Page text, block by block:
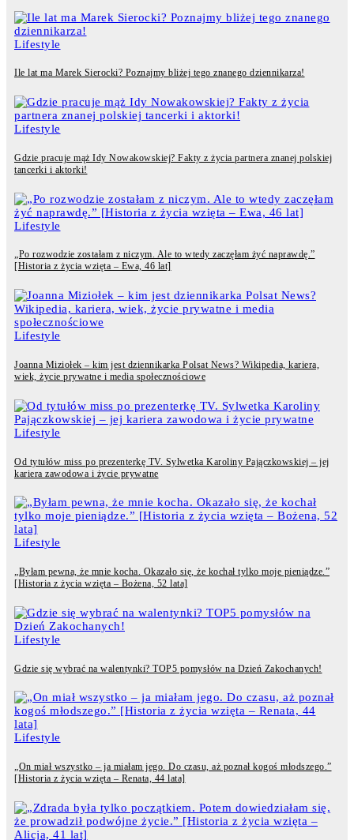
Lifestyle
Ile lat ma Marek Sierocki? Poznajmy bliżej tego znanego dziennikarza!
Lifestyle
Gdzie pracuje mąż Idy Nowakowskiej? Fakty z życia partnera znanej polskiej
tancerki i aktorki!
Lifestyle
„Po rozwodzie zostałam z niczym. Ale to wtedy zaczęłam żyć naprawdę.”
[Historia z życia wzięta – Ewa, 46 lat]
Lifestyle
Joanna Miziołek – kim jest dziennikarka Polsat News? Wikipedia, kariera,
wiek, życie prywatne i media społecznościowe
Lifestyle
Od tytułów miss po prezenterkę TV. Sylwetka Karoliny Pajączkowskiej – jej
kariera zawodowa i życie prywatne
Lifestyle
„Byłam pewna, że mnie kocha. Okazało się, że kochał tylko moje pieniądze.”
[Historia z życia wzięta – Bożena, 52 lata]
Lifestyle
Gdzie się wybrać na walentynki? TOP5 pomysłów na Dzień Zakochanych!
Lifestyle
„On miał wszystko – ja miałam jego. Do czasu, aż poznał kogoś młodszego.”
[Historia z życia wzięta – Renata, 44 lata]